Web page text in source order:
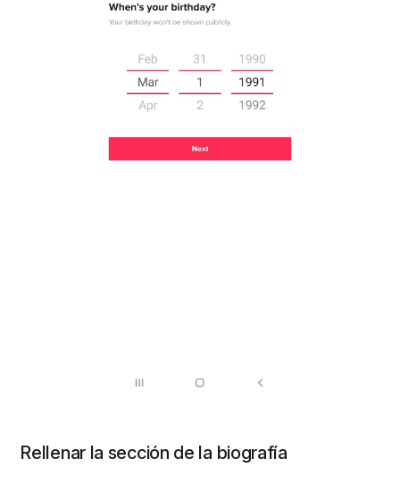
Rellenar la sección de la biografía